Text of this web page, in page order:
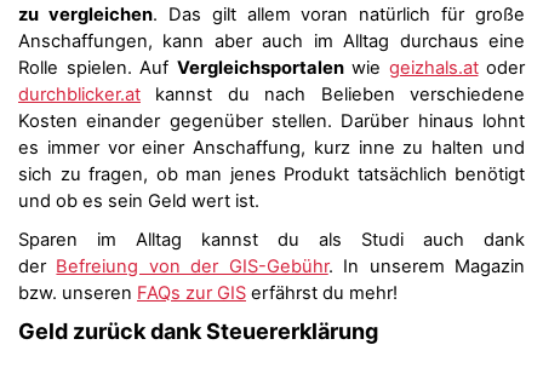
zu vergleichen. Das gilt allem voran natürlich für große
Anschaffungen, kann aber auch im Alltag durchaus eine
Rolle spielen. Auf Vergleichsportalenwie geizhals.atoder
durchblicker.at kannst du nach Belieben verschiedene
Kosten einander gegenüber stellen. Darüber hinaus lohnt
es immer vor einer Anschaffung, kurz inne zu halten und
sich zu fragen, ob man jenes Produkt tatsächlich benötigt
und ob es sein Geld wert ist.
Sparen im Alltag kannst du als Studi auch dank
der Befreiung von der GIS-Gebühr. In unserem Magazin
bzw. unseren FAQs zur GIS erfährst du mehr!
Geld zurück dank Steuererklärung